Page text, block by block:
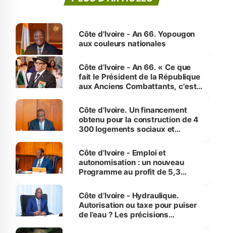
Côte d'Ivoire - An 66. Yopougon
aux couleurs nationales
Côte d’Ivoire - An 66. « Ce que
fait le Président de la République
aux Anciens Combattants, c'est
Côte d’Ivoire. Un financement
obtenu pour la construction de 4
300 logements sociaux et
et Yamoussoukro
Côte d’Ivoire - Emploi et
autonomisation : un nouveau
Programme au profit de 5,3
Côte d’Ivoire - Hydraulique.
Autorisation ou taxe pour puiser
de l’eau ? Les précisions